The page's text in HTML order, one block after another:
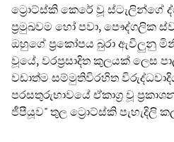
ට්‍රොට්ස්කි කෙරේ වූ ස්ටැලින්ගේ
ප්‍රමුඛවම හෝ පවා, පෞද්ගලික
ඔහුගේ ප්‍රකෝපය බුරා ඇවිලුනු
වූයේ, වරප්‍රසාදිත කුලයක් ලෙස
වඩාත්ම සම්මුතිවිරහිත
පරසතුරුභාවයේ ඒකාග්‍ර වූ
ජීපීයූව" තුල ට්‍රොට්ස්කි පැහැදිලි